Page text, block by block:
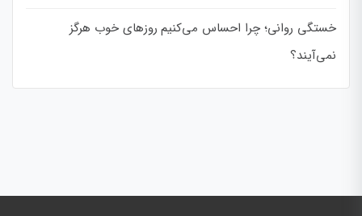
خستگی روانی؛ چرا احساس می‌کنیم روزهای خوب هرگز
نمی‌آیند؟